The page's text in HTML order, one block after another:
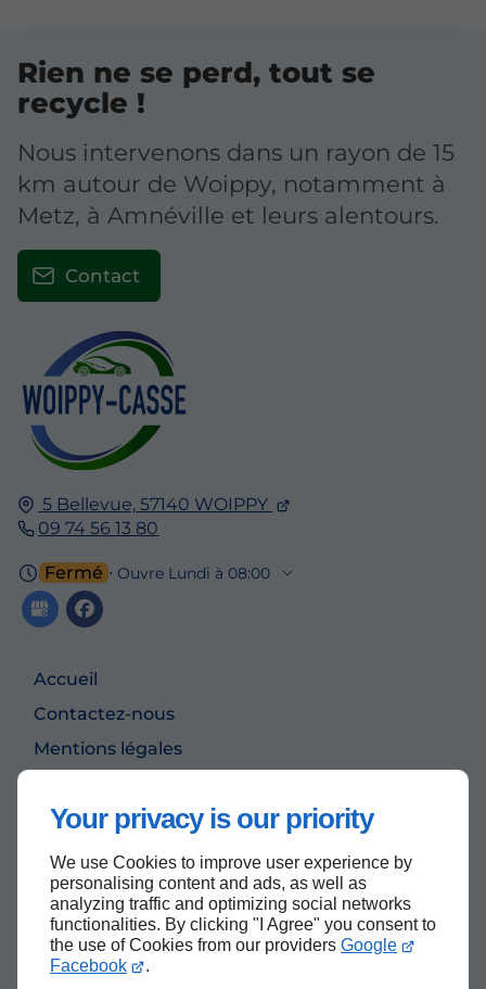
Your privacy is our priority
We use Cookies to improve user experience by
personalising content and ads, as well as
analyzing traffic and optimizing social networks
functionalities. By clicking "I Agree" you consent to
the use of Cookies from our providers Google
Facebook
.
5 Bellevue, 57140 WOIPPY
09 74 56 13 80
Fermé ⋅ Ouvre Lundi à 08:00
Accueil
Contactez-nous
Mentions légales
Rien ne se perd, tout se
recycle !
Nous intervenons dans un rayon de 15
km autour de Woippy, notamment à
Metz, à Amnéville et leurs alentours.
Contact
Haut de page